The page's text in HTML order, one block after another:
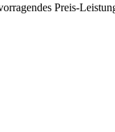
Preis-